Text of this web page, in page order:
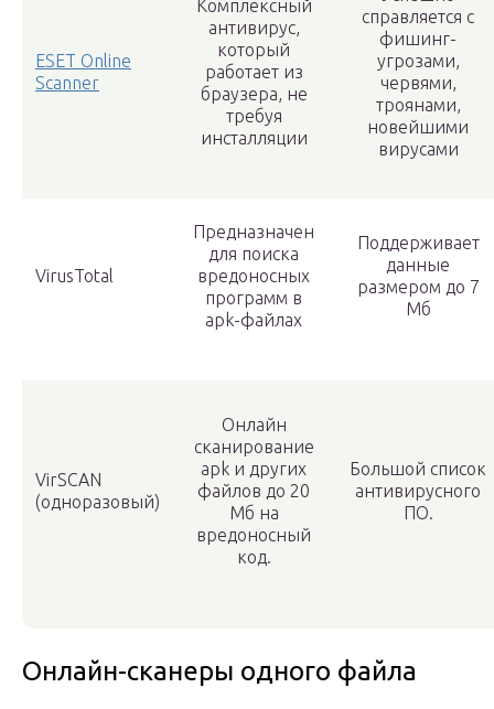
ESET Online
Scanner
Комплексный
антивирус,
который
работает из
браузера, не
требуя
инсталляции
справляется с
фишинг-
угрозами,
червями,
троянами,
новейшими
вирусами
VirusTotal
Предназначен
для поиска
вредоносных
программ в
apk-файлах
Поддерживает
данные
размером до 7
Мб
VirSCAN
(одноразовый)
Онлайн
сканирование
apk и других
файлов до 20
Мб на
вредоносный
код.
Большой список
антивирусного
ПО.
Онлайн-сканеры одного файла